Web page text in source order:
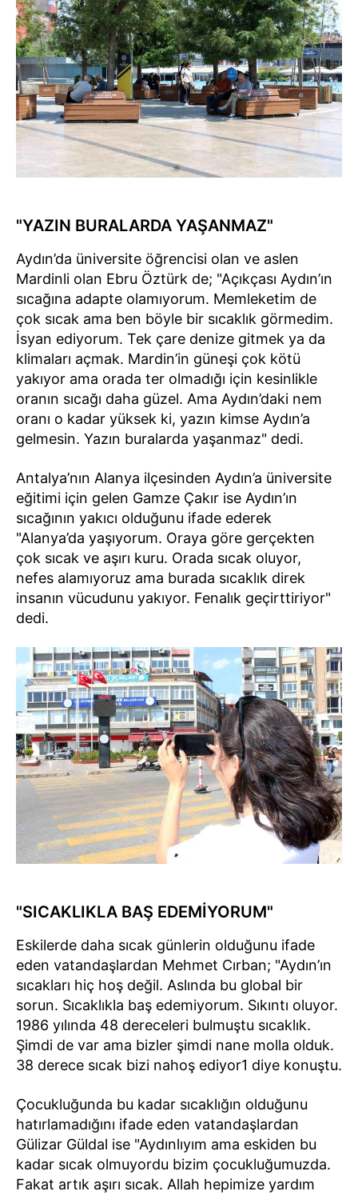
"YAZIN BURALARDA YAŞANMAZ"
Aydın’da üniversite öğrencisi olan ve aslen
Mardinli olan Ebru Öztürk de; "Açıkçası Aydın’ın
sıcağına adapte olamıyorum. Memleketim de
çok sıcak ama ben böyle bir sıcaklık görmedim.
İsyan ediyorum. Tek çare denize gitmek ya da
klimaları açmak. Mardin’in güneşi çok kötü
yakıyor ama orada ter olmadığı için kesinlikle
oranın sıcağı daha güzel. Ama Aydın’daki nem
oranı o kadar yüksek ki, yazın kimse Aydın’a
gelmesin. Yazın buralarda yaşanmaz" dedi.
Antalya’nın Alanya ilçesinden Aydın’a üniversite
eğitimi için gelen Gamze Çakır ise Aydın’ın
sıcağının yakıcı olduğunu ifade ederek
"Alanya’da yaşıyorum. Oraya göre gerçekten
çok sıcak ve aşırı kuru. Orada sıcak oluyor,
nefes alamıyoruz ama burada sıcaklık direk
insanın vücudunu yakıyor. Fenalık geçirttiriyor"
dedi.
"SICAKLIKLA BAŞ EDEMİYORUM"
Eskilerde daha sıcak günlerin olduğunu ifade
eden vatandaşlardan Mehmet Cırban; "Aydın’ın
sıcakları hiç hoş değil. Aslında bu global bir
sorun. Sıcaklıkla baş edemiyorum. Sıkıntı oluyor.
1986 yılında 48 dereceleri bulmuştu sıcaklık.
Şimdi de var ama bizler şimdi nane molla olduk.
38 derece sıcak bizi nahoş ediyor1 diye konuştu.
Çocukluğunda bu kadar sıcaklığın olduğunu
hatırlamadığını ifade eden vatandaşlardan
Gülizar Güldal ise "Aydınlıyım ama eskiden bu
kadar sıcak olmuyordu bizim çocukluğumuzda.
Fakat artık aşırı sıcak. Allah hepimize yardım